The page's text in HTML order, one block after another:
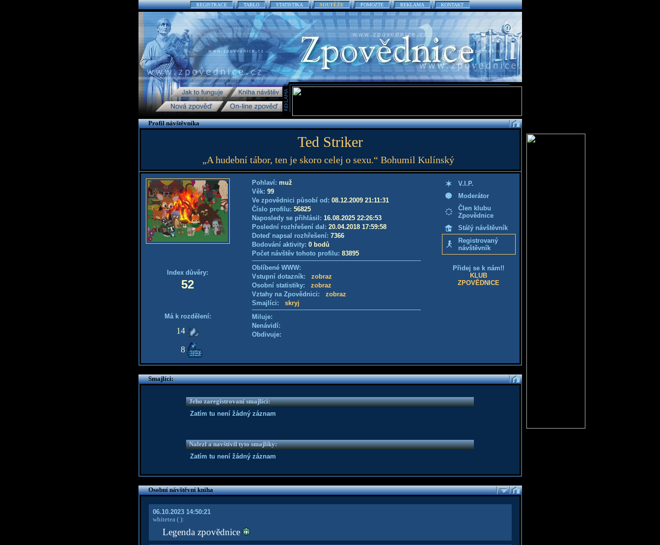
REGISTRACE TABLO STATISTIKA SOUTĚŽE POMOZTE REKLAMA KONTAKT
Profil návštěvníka
Ted Striker
„A hudební tábor, ten je skoro celej o sexu.“ Bohumil Kulínský
Index důvěry:
52
Má k rozdělení:
14
8
Pohlaví: muž
Věk: 99
Ve zpovědnici působí od: 08.12.2009 21:11:31
Číslo profilu: 56825
Naposledy se přihlásil: 16.08.2025 22:26:53
Poslední rozhřešení dal: 20.04.2018 17:59:58
Doteď napsal rozhřešení: 7366
Bodování aktivity: 0 bodů
Počet návštěv tohoto profilu: 83895
Oblíbené WWW:
Vstupní dotazník: zobraz
Osobní statistiky: zobraz
Vztahy na Zpovědnici: zobraz
Smajlíci: skryj
Miluje:
Nenávidí:
Obdivuje:
V.I.P.
Moderátor
Člen klubu
Zpovědnice
Stálý návštěvník
Registrovaný
návštěvník
Přidej se k nám!!
KLUB
ZPOVĚDNICE
Smajlíci:
Jeho zaregistrovaní smajlíci:
Zatím tu není žádný záznam
Nalezl a navštívil tyto smajlíky:
Zatím tu není žádný záznam
Osobní návštěvní kniha
06.10.2023 14:50:21
whitetea( ):
Legenda zpovědnice